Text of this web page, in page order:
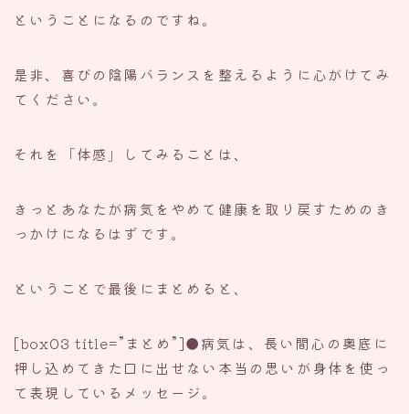
ということになるのですね。
是非、喜びの陰陽バランスを整えるように心がけてみ
てください。
それを「体感」してみることは、
きっとあなたが病気をやめて健康を取り戻すためのき
っかけになるはずです。
ということで最後にまとめると、
[box03 title=”まとめ”]●病気は、長い間心の奥底に
押し込めてきた口に出せない本当の思いが身体を使っ
て表現しているメッセージ。